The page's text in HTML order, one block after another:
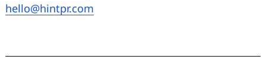
hello@hintpr.com